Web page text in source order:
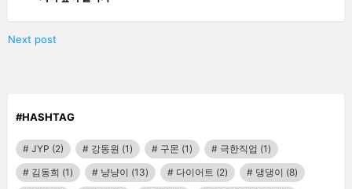
Next post
#HASHTAG
JYP (2) 강동원 (1) 구몬 (1) 극한직업 (1)
김동희 (1) 냥냥이 (13) 다이어트 (2) 댕댕이 (8)